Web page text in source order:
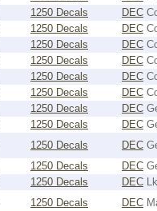
1250 Decals
DEC
1250 Decals
DEC
1250 Decals
DEC
1250 Decals
DEC
1250 Decals
DEC
1250 Decals
DEC
1250 Decals
DEC
1250 Decals
DEC
1250 Decals
DEC
1250 Decals
DEC
1250 Decals
DEC
1250 Decals
DEC